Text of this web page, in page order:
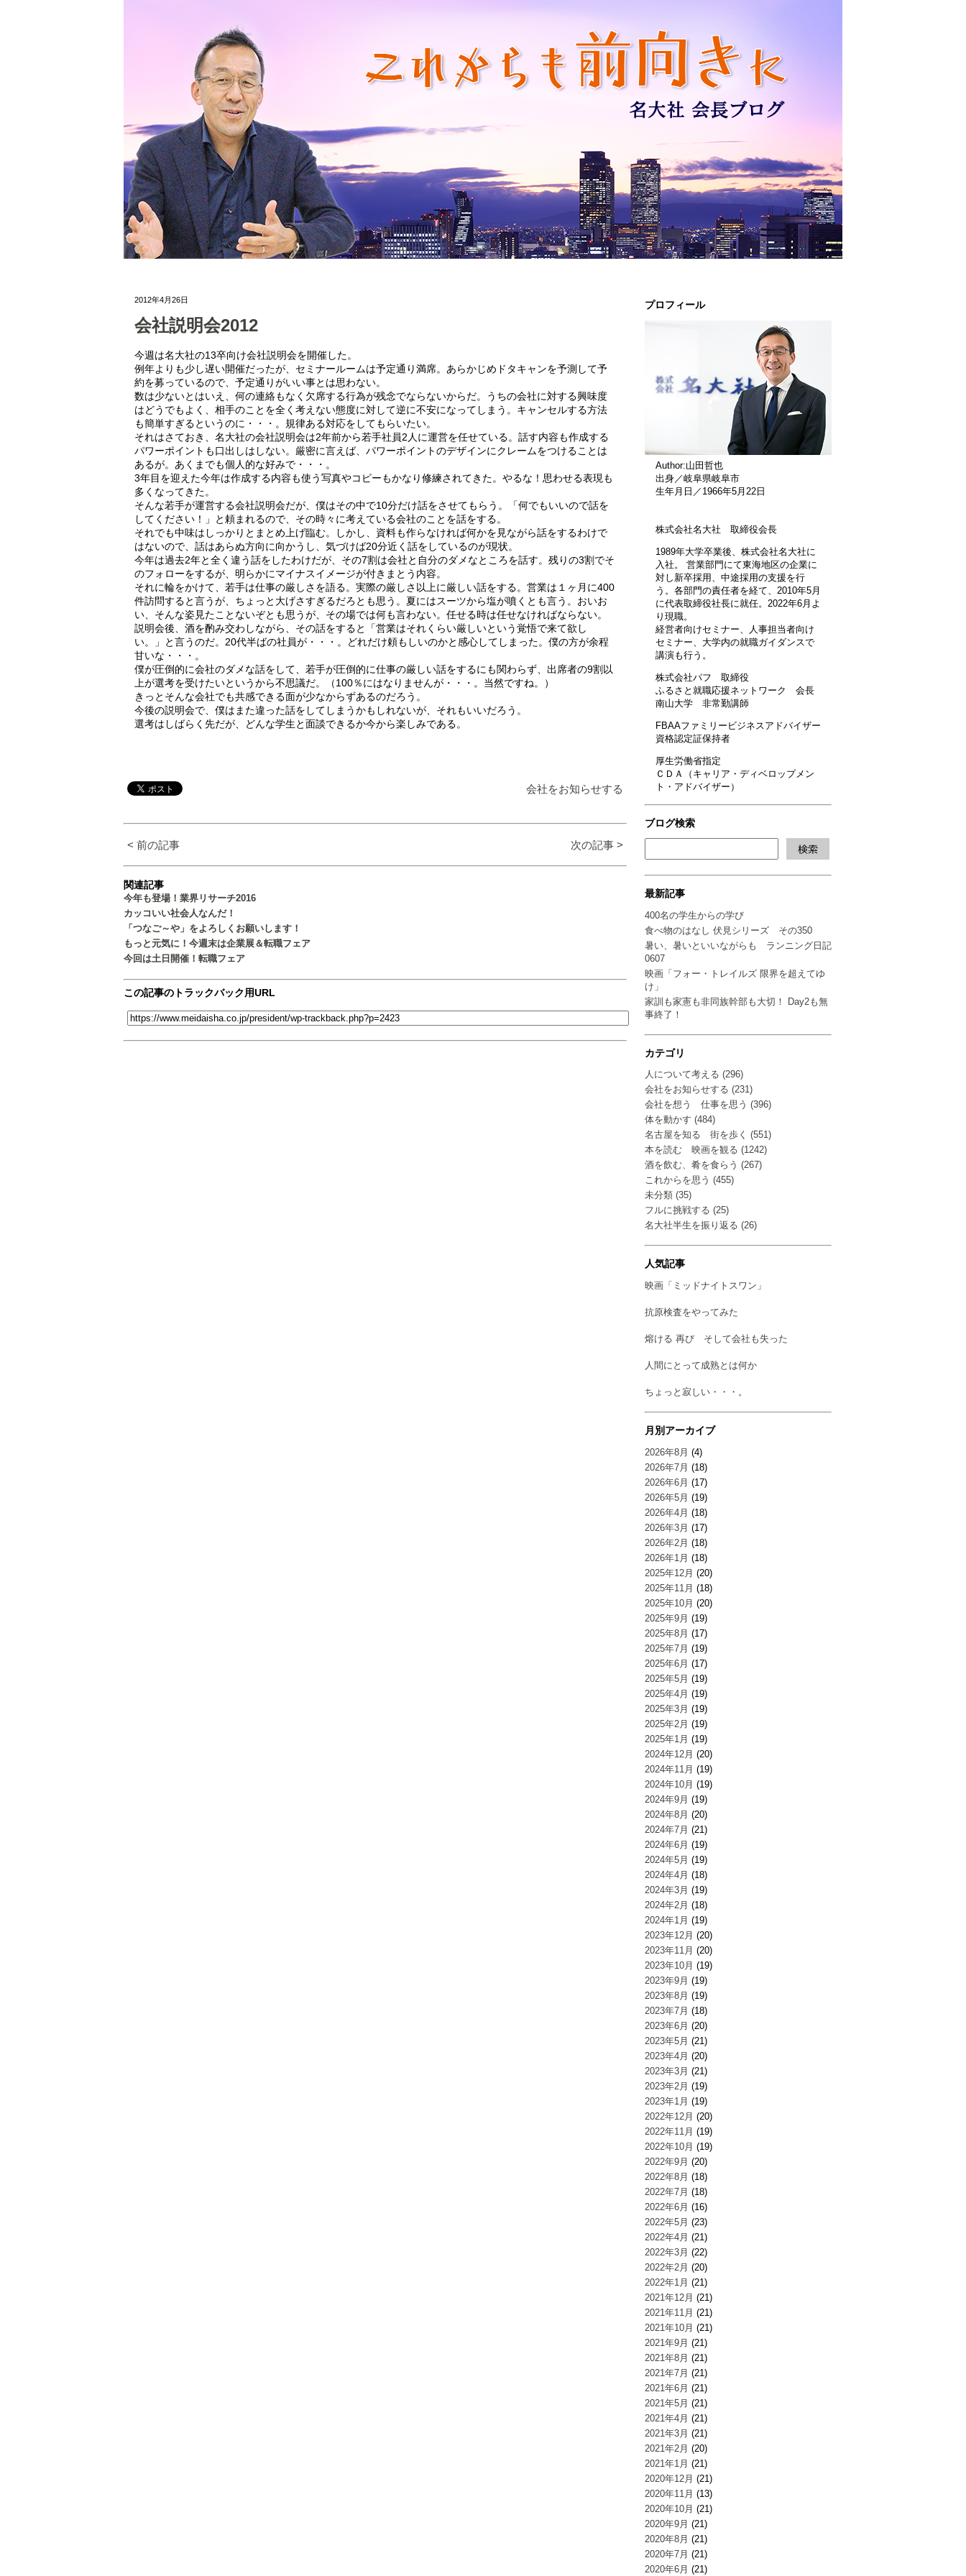
プロフィール
Author:山田哲也
出身／岐阜県岐阜市
生年月日／1966年5月22日
株式会社名大社 取締役会長
1989年大学卒業後、株式会社名大社に
入社。 営業部門にて東海地区の企業に
対し新卒採用、中途採用の支援を行
う。各部門の責任者を経て、2010年5月
に代表取締役社長に就任。2022年6月よ
り現職。
経営者向けセミナー、人事担当者向け
セミナー、大学内の就職ガイダンスで
講演も行う。
株式会社パフ 取締役
ふるさと就職応援ネットワーク 会長
南山大学 非常勤講師
FBAAファミリービジネスアドバイザー
資格認定証保持者
厚生労働省指定
ＣＤＡ（キャリア・ディベロップメン
ト・アドバイザー）
ブログ検索
最新記事
400名の学生からの学び
食べ物のはなし 伏見シリーズ その350
暑い、暑いといいながらも ランニング日記
0607
映画「フォー・トレイルズ 限界を超えてゆ
け」
家訓も家憲も非同族幹部も大切！ Day2も無
事終了！
カテゴリ
人について考える (296)
会社をお知らせする (231)
会社を想う 仕事を思う (396)
体を動かす (484)
名古屋を知る 街を歩く (551)
本を読む 映画を観る (1242)
酒を飲む、肴を食らう (267)
これからを思う (455)
未分類 (35)
フルに挑戦する (25)
名大社半生を振り返る (26)
人気記事
映画「ミッドナイトスワン」
抗原検査をやってみた
熔ける 再び そして会社も失った
人間にとって成熟とは何か
ちょっと寂しい・・・。
月別アーカイブ
2026年8月 (4)
2026年7月 (18)
2026年6月 (17)
2026年5月 (19)
2026年4月 (18)
2026年3月 (17)
2026年2月 (18)
2026年1月 (18)
2025年12月 (20)
2025年11月 (18)
2025年10月 (20)
2025年9月 (19)
2025年8月 (17)
2025年7月 (19)
2025年6月 (17)
2025年5月 (19)
2025年4月 (19)
2025年3月 (19)
2025年2月 (19)
2025年1月 (19)
2024年12月 (20)
2024年11月 (19)
2024年10月 (19)
2024年9月 (19)
2024年8月 (20)
2024年7月 (21)
2024年6月 (19)
2024年5月 (19)
2024年4月 (18)
2024年3月 (19)
2024年2月 (18)
2024年1月 (19)
2023年12月 (20)
2023年11月 (20)
2023年10月 (19)
2023年9月 (19)
2023年8月 (19)
2023年7月 (18)
2023年6月 (20)
2023年5月 (21)
2023年4月 (20)
2023年3月 (21)
2023年2月 (19)
2023年1月 (19)
2022年12月 (20)
2022年11月 (19)
2022年10月 (19)
2022年9月 (20)
2022年8月 (18)
2022年7月 (18)
2022年6月 (16)
2022年5月 (23)
2022年4月 (21)
2022年3月 (22)
2022年2月 (20)
2022年1月 (21)
2021年12月 (21)
2021年11月 (21)
2021年10月 (21)
2021年9月 (21)
2021年8月 (21)
2021年7月 (21)
2021年6月 (21)
2021年5月 (21)
2021年4月 (21)
2021年3月 (21)
2021年2月 (20)
2021年1月 (21)
2020年12月 (21)
2020年11月 (13)
2020年10月 (21)
2020年9月 (21)
2020年8月 (21)
2020年7月 (21)
2020年6月 (21)
2012年4月26日
会社説明会2012
今週は名大社の13卒向け会社説明会を開催した。
例年よりも少し遅い開催だったが、セミナールームは予定通り満席。あらかじめドタキャンを予測して予
約を募っているので、予定通りがいい事とは思わない。
数は少ないとはいえ、何の連絡もなく欠席する行為が残念でならないからだ。うちの会社に対する興味度
はどうでもよく、相手のことを全く考えない態度に対して逆に不安になってしまう。キャンセルする方法
も簡単すぎるというのに・・・。規律ある対応をしてもらいたい。
それはさておき、名大社の会社説明会は2年前から若手社員2人に運営を任せている。話す内容も作成する
パワーポイントも口出しはしない。厳密に言えば、パワーポイントのデザインにクレームをつけることは
あるが。あくまでも個人的な好みで・・・。
3年目を迎えた今年は作成する内容も使う写真やコピーもかなり修練されてきた。やるな！思わせる表現も
多くなってきた。
そんな若手が運営する会社説明会だが、僕はその中で10分だけ話をさせてもらう。「何でもいいので話を
してください！」と頼まれるので、その時々に考えている会社のことを話をする。
それでも中味はしっかりとまとめ上げ臨む。しかし、資料も作らなければ何かを見ながら話をするわけで
はないので、話はあらぬ方向に向かうし、気づけば20分近く話をしているのが現状。
今年は過去2年と全く違う話をしたわけだが、その7割は会社と自分のダメなところを話す。残りの3割でそ
のフォローをするが、明らかにマイナスイメージが付きまとう内容。
それに輪をかけて、若手は仕事の厳しさを語る。実際の厳しさ以上に厳しい話をする。営業は１ヶ月に400
件訪問すると言うが、ちょっと大げさすぎるだろとも思う。夏にはスーツから塩が噴くとも言う。おいお
い、そんな姿見たことないぞとも思うが、その場では何も言わない。任せる時は任せなければならない。
説明会後、酒を酌み交わしながら、その話をすると「営業はそれくらい厳しいという覚悟で来て欲し
い。」と言うのだ。20代半ばの社員が・・・。どれだけ頼もしいのかと感心してしまった。僕の方が余程
甘いな・・・。
僕が圧倒的に会社のダメな話をして、若手が圧倒的に仕事の厳しい話をするにも関わらず、出席者の9割以
上が選考を受けたいというから不思議だ。（100％にはなりませんが・・・。当然ですね。）
きっとそんな会社でも共感できる面が少なからずあるのだろう。
今後の説明会で、僕はまた違った話をしてしまうかもしれないが、それもいいだろう。
選考はしばらく先だが、どんな学生と面談できるか今から楽しみである。
会社をお知らせする
< 前の記事 次の記事 >
関連記事
今年も登場！業界リサーチ2016
カッコいい社会人なんだ！
「つなご～や」をよろしくお願いします！
もっと元気に！今週末は企業展＆転職フェア
今回は土日開催！転職フェア
この記事のトラックバック用URL